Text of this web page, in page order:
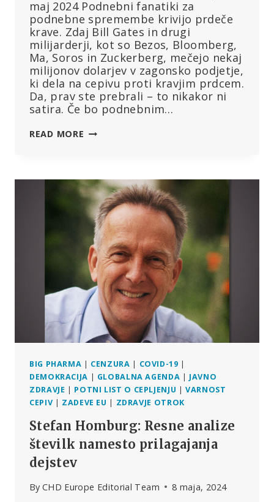
maj 2024 Podnebni fanatiki za
podnebne spremembe krivijo prdeče
krave. Zdaj Bill Gates in drugi
milijarderji, kot so Bezos, Bloomberg,
Ma, Soros in Zuckerberg, mečejo nekaj
milijonov dolarjev v zagonsko podjetje,
ki dela na cepivu proti kravjim prdcem.
Da, prav ste prebrali – to nikakor ni
satira. Če bo podnebnim…
READ MORE BREZ
ZUCKERBERG
IN
DRUGI
FINANCIRAJO
ZAGONSKO
PODJETJE
ZA
“CEPLJENJE
PROTI
KRAVJIM
PRDCEM”
BIG PHARMA | CENZURA | COVID-19 |
DEMOKRACIJA | GLOBALNA AGENDA | JAVNO
ZDRAVJE | POTNI LIST O CEPLJENJU |VARNOST
CEPIV | ZADEVE EU | ZDRAVJE OTROK
Stefan Homburg: Resne analize
številk namesto prilagajanja
dejstev
By CHD Europe Editorial Team 8 maja, 2024